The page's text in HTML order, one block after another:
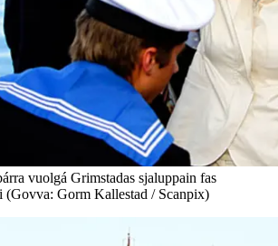
vuolgá Grimstadas sjaluppain fas
(Govva: Gorm Kallestad / Scanpix)